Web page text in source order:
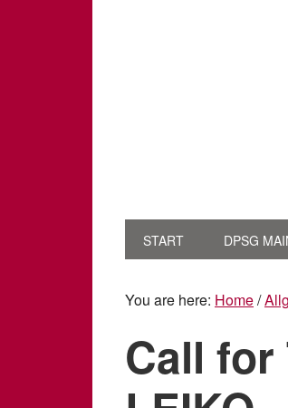
START DPSG
You are here: Home/
Call for